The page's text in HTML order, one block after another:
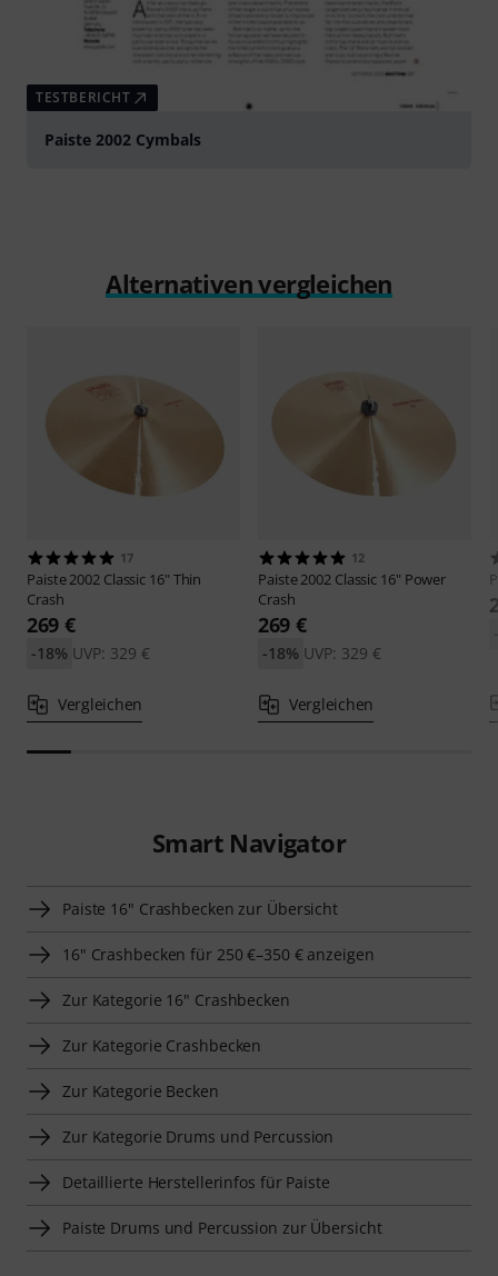
TESTBERICHT
Paiste 2002 Cymbals
Alternativen vergleichen
17
Paiste2002 Classic 16" Thin
Crash
269 €
UVP: 329 €
-18%
Vergleichen
12
Paiste2002 Classic 16" Power
Crash
269 €
UVP: 329 €
-18%
Vergleichen
Smart Navigator
Paiste 16" Crashbecken zur Übersicht
16" Crashbecken für 250 €–350 € anzeigen
Zur Kategorie 16" Crashbecken
Zur Kategorie Crashbecken
Zur Kategorie Becken
Zur Kategorie Drums und Percussion
Detaillierte Herstellerinfos für Paiste
Paiste Drums und Percussion zur Übersicht